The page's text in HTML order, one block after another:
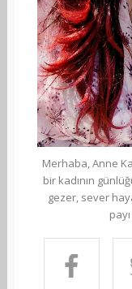
Merhaba, Anne
bir kadının
gezer, sever